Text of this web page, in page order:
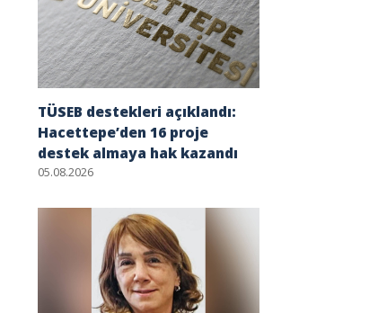
TÜSEB destekleri açıklandı:
Hacettepe’den 16 proje
destek almaya hak kazandı
05.08.2026